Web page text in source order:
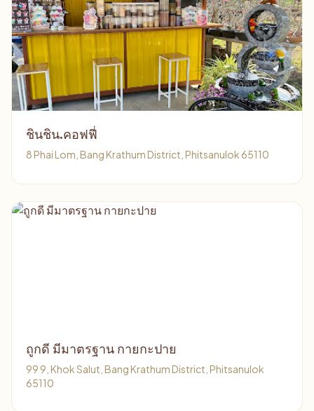
ชินชิน.คอฟฟี่
8 Phai Lom, Bang Krathum District, Phitsanulok 65110
ถูกดี มีมาตรฐาน กายกะปาย
99 9, Khok Salut, Bang Krathum District, Phitsanulok
65110